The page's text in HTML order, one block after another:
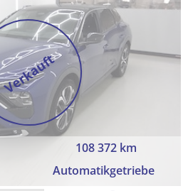
Verkauft
108 372 km
Automatikgetriebe